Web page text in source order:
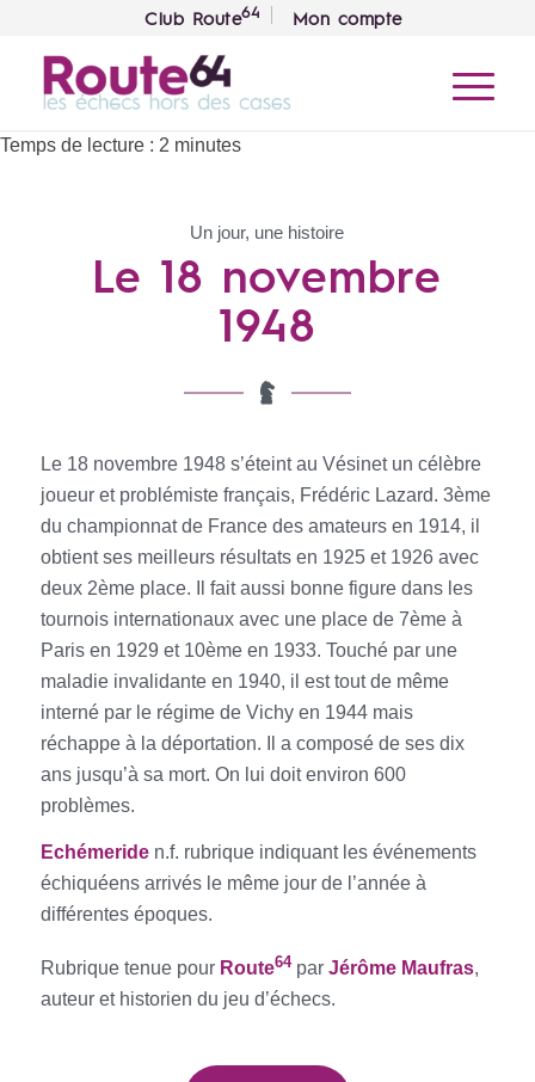
Club Route64 Mon compte
Temps de lecture : 2 minutes
Un jour, une histoire
Le 18 novembre
1948
Le 18 novembre 1948 s’éteint au Vésinet un célèbre
joueur et problémiste français, Frédéric Lazard. 3ème
du championnat de France des amateurs en 1914, il
obtient ses meilleurs résultats en 1925 et 1926 avec
deux 2ème place. Il fait aussi bonne figure dans les
tournois internationaux avec une place de 7ème à
Paris en 1929 et 10ème en 1933. Touché par une
maladie invalidante en 1940, il est tout de même
interné par le régime de Vichy en 1944 mais
réchappe à la déportation. Il a composé de ses dix
ans jusqu’à sa mort. On lui doit environ 600
problèmes.
Echémeriden.f. rubrique indiquant les événements
échiquéens arrivés le même jour de l’année à
différentes époques.
Rubrique tenue pour Route64par Jérôme Maufras,
auteur et historien du jeu d’échecs.